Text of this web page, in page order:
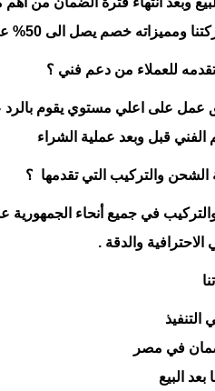
يصل الى 50% على قطع الغيار المستخدمة بعد فترة الضمان.
للعملاء من دعم فني ؟
عمل على اعلي مستوي يقوم بالرد
الفني قبل وبعد عملية الشراء
والتركيب التي تقدمها ؟
في جميع أنحاء
الاحترافية والدقة .
التنفيذ
في مصر
البيع